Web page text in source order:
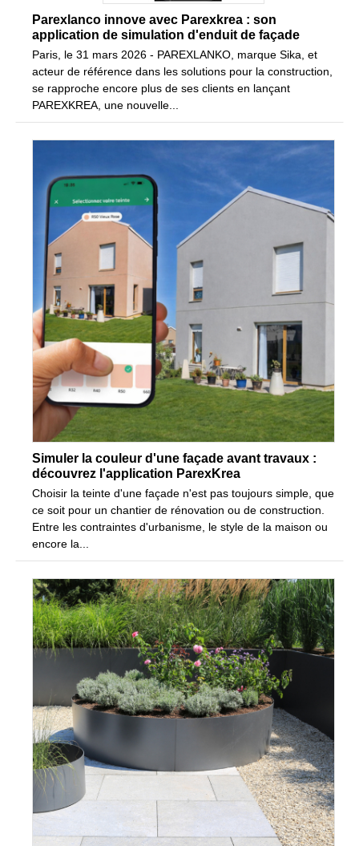
Parexlanco innove avec Parexkrea : son
application de simulation d'enduit de façade
Paris, le 31 mars 2026 - PAREXLANKO, marque Sika, et
acteur de référence dans les solutions pour la construction,
se rapproche encore plus de ses clients en lançant
PAREXKREA, une nouvelle...
Simuler la couleur d'une façade avant travaux :
découvrez l'application ParexKrea
Choisir la teinte d'une façade n'est pas toujours simple, que
ce soit pour un chantier de rénovation ou de construction.
Entre les contraintes d'urbanisme, le style de la maison ou
encore la...